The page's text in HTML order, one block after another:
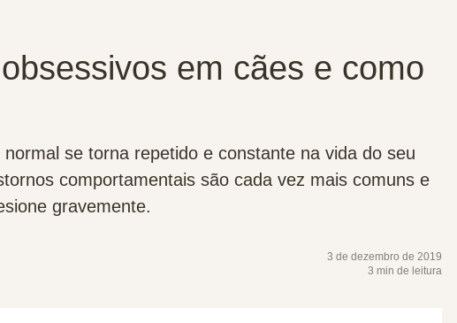
em cães e como
se torna repetido e constante na vida do seu
comportamentais são cada vez mais comuns e
gravemente.
3 de dezembro de 2019
3 min de leitura